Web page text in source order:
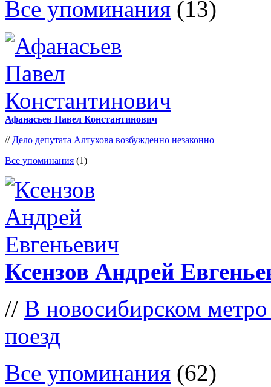
Все упоминания (13)
Афанасьев Павел Константинович
// Дело депутата Алтухова возбужденно незаконно
Все упоминания (1)
Ксензов Андрей
// В новосибирском
поезд
Все упоминания (62)